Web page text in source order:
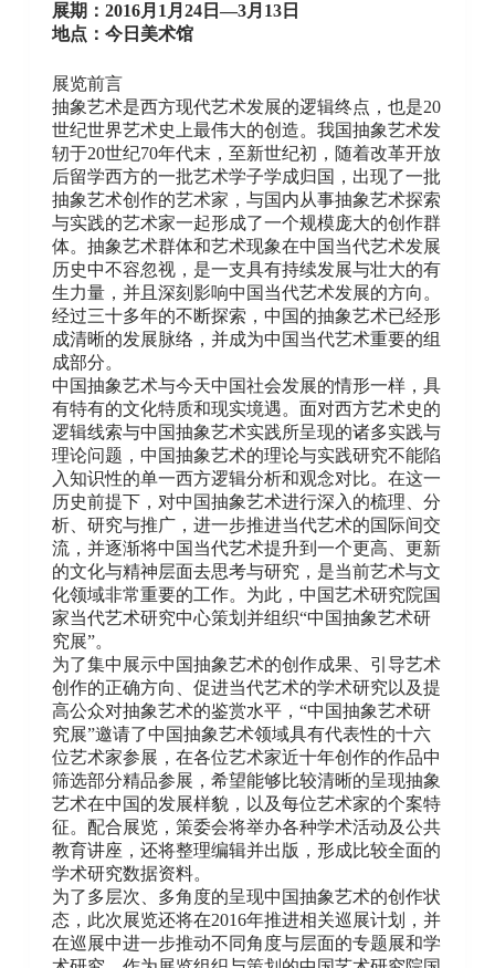
展期：2016月1月24日—3月13日
地点：今日美术馆
展览前言
抽象艺术是西方现代艺术发展的逻辑终点，也是20
世纪世界艺术史上最伟大的创造。我国抽象艺术发
轫于20世纪70年代末，至新世纪初，随着改革开放
后留学西方的一批艺术学子学成归国，出现了一批
抽象艺术创作的艺术家，与国内从事抽象艺术探索
与实践的艺术家一起形成了一个规模庞大的创作群
体。抽象艺术群体和艺术现象在中国当代艺术发展
历史中不容忽视，是一支具有持续发展与壮大的有
生力量，并且深刻影响中国当代艺术发展的方向。
经过三十多年的不断探索，中国的抽象艺术已经形
成清晰的发展脉络，并成为中国当代艺术重要的组
成部分。
中国抽象艺术与今天中国社会发展的情形一样，具
有特有的文化特质和现实境遇。面对西方艺术史的
逻辑线索与中国抽象艺术实践所呈现的诸多实践与
理论问题，中国抽象艺术的理论与实践研究不能陷
入知识性的单一西方逻辑分析和观念对比。在这一
历史前提下，对中国抽象艺术进行深入的梳理、分
析、研究与推广，进一步推进当代艺术的国际间交
流，并逐渐将中国当代艺术提升到一个更高、更新
的文化与精神层面去思考与研究，是当前艺术与文
化领域非常重要的工作。为此，中国艺术研究院国
家当代艺术研究中心策划并组织“中国抽象艺术研
究展”。
为了集中展示中国抽象艺术的创作成果、引导艺术
创作的正确方向、促进当代艺术的学术研究以及提
高公众对抽象艺术的鉴赏水平，“中国抽象艺术研
究展”邀请了中国抽象艺术领域具有代表性的十六
位艺术家参展，在各位艺术家近十年创作的作品中
筛选部分精品参展，希望能够比较清晰的呈现抽象
艺术在中国的发展样貌，以及每位艺术家的个案特
征。配合展览，策委会将举办各种学术活动及公共
教育讲座，还将整理编辑并出版，形成比较全面的
学术研究数据资料。
为了多层次、多角度的呈现中国抽象艺术的创作状
态，此次展览还将在2016年推进相关巡展计划，并
在巡展中进一步推动不同角度与层面的专题展和学